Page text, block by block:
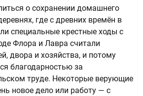
о сохранении домашнего
где с древних времён в
специальные крестные ходы с
Флора и Лавра считали
двора и хозяйства, и потому
благодарностью за
труде. Некоторые верующие
новое дело или работу — с